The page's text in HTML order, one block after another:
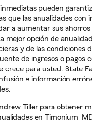
pueden
que las anualidades con
a aumentar sus ahorros
mejor opción de
y de las condiciones
de ingresos o pagos
crece para usted. State
e información
Tiller para obtener
en Timonium,